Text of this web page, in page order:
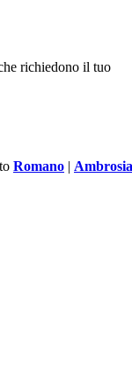
richiedono il tuo
Romano |